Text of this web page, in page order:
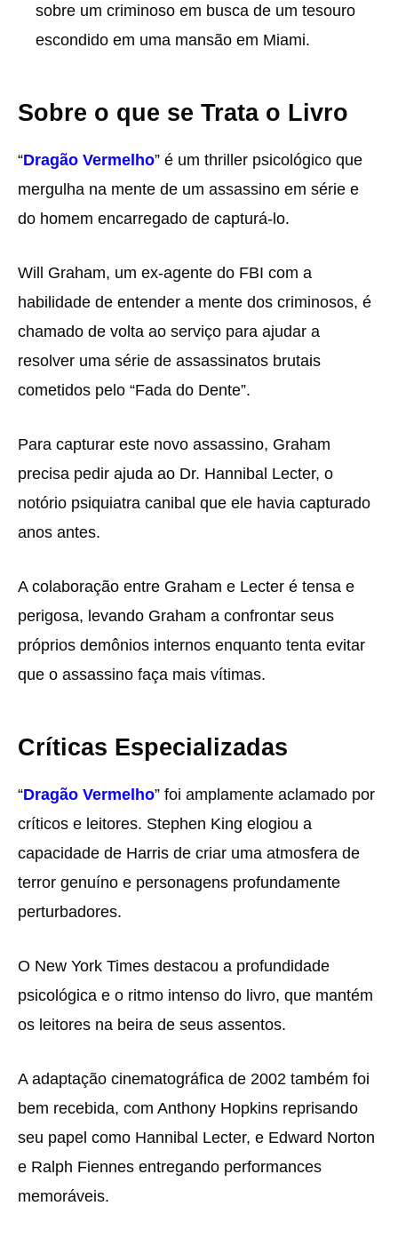
sobre um criminoso em busca de um tesouro
escondido em uma mansão em Miami.
Sobre o que se Trata o Livro
“Dragão Vermelho” é um thriller psicológico que
mergulha na mente de um assassino em série e
do homem encarregado de capturá-lo.
Will Graham, um ex-agente do FBI com a
habilidade de entender a mente dos criminosos, é
chamado de volta ao serviço para ajudar a
resolver uma série de assassinatos brutais
cometidos pelo “Fada do Dente”.
Para capturar este novo assassino, Graham
precisa pedir ajuda ao Dr. Hannibal Lecter, o
notório psiquiatra canibal que ele havia capturado
anos antes.
A colaboração entre Graham e Lecter é tensa e
perigosa, levando Graham a confrontar seus
próprios demônios internos enquanto tenta evitar
que o assassino faça mais vítimas.
Críticas Especializadas
“Dragão Vermelho” foi amplamente aclamado por
críticos e leitores. Stephen King elogiou a
capacidade de Harris de criar uma atmosfera de
terror genuíno e personagens profundamente
perturbadores.
O New York Times destacou a profundidade
psicológica e o ritmo intenso do livro, que mantém
os leitores na beira de seus assentos.
A adaptação cinematográfica de 2002 também foi
bem recebida, com Anthony Hopkins reprisando
seu papel como Hannibal Lecter, e Edward Norton
e Ralph Fiennes entregando performances
memoráveis.